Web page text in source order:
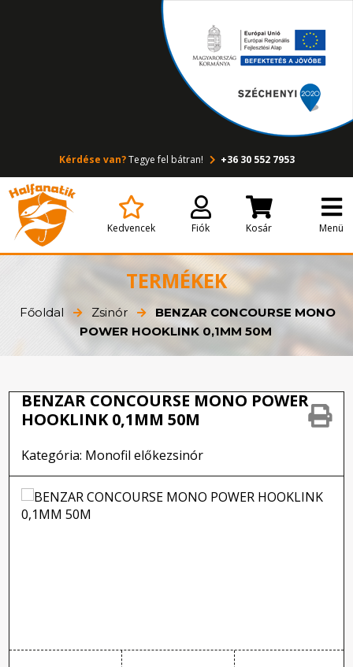
Kérdése van?Tegye fel bátran! +36 30 552 7953
Kedvencek Fiók Kosár Menü
TERMÉKEK
Főoldal Zsinór
BENZAR CONCOURSE MONO
POWER HOOKLINK 0,1MM 50M
BENZAR CONCOURSE MONO POWER
HOOKLINK 0,1MM 50M
Kategória: Monofil előkezsinór